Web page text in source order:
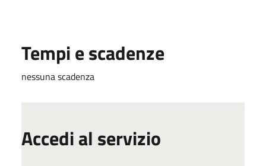
Tempi e scadenze
nessuna scadenza
Accedi al servizio